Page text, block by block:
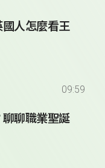
人怎麼看王
09:59
聊職業聖誕